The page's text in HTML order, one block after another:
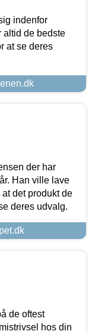
indenfor
altid de bedste
at se deres
der har
Han ville lave
det produkt de
deres udvalg.
de oftest
hos din